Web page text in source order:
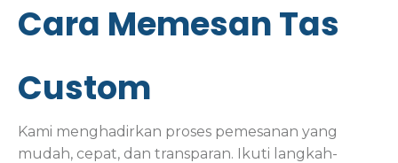
Cara Memesan Tas
Custom
Kami menghadirkan proses pemesanan yang
mudah, cepat, dan transparan. Ikuti langkah-